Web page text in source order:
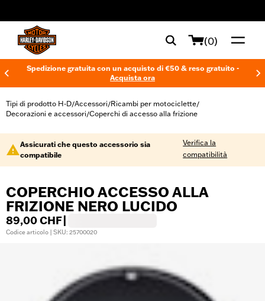
(0)
Spedizione gratuita con un acquisto di €50 & reso gratuito -
Acquista ora
Tipi di prodotto H-D/Accessori/Ricambi per motociclette/
Decorazioni e accessori/Coperchi di accesso alla frizione
Assicurati che questo accessorio sia
compatibile
Verifica la
compatibilità
COPERCHIO ACCESSO ALLA
FRIZIONE NERO LUCIDO
89,00 CHF
Codice articolo | SKU: 25700020